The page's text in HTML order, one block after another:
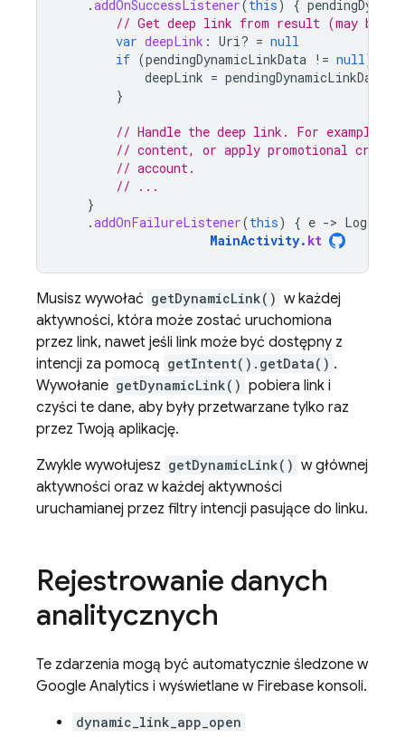
.addOnSuccessListener(this) {
// Get deep link from result (may be
var deepLink : Uri? = null
if (pendingDynamicLinkData != null)
deepLink = pendingDynamicLinkData
}
// Handle the deep link. For example,
// content, or apply promotional
// account.
// ...
}
.addOnFailureListener(this) { e -> Log
MainActivity. kt
Musisz wywołać getDynamicLink() w każdej
aktywności, która może zostać uruchomiona
przez link, nawet jeśli link może być dostępny z
intencji za pomocą getIntent().getData() .
Wywołanie getDynamicLink() pobiera link i
czyści te dane, aby były przetwarzane tylko raz
przez Twoją aplikację.
Zwykle wywołujesz getDynamicLink() w głównej
aktywności oraz w każdej aktywności
uruchamianej przez filtry intencji pasujące do linku.
Rejestrowanie danych
analitycznych
Te zdarzenia mogą być automatycznie śledzone w
Google Analytics i wyświetlane w Firebase konsoli.
dynamic_link_app_open